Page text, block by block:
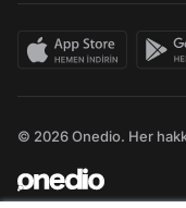
© 2026 Onedio. Her